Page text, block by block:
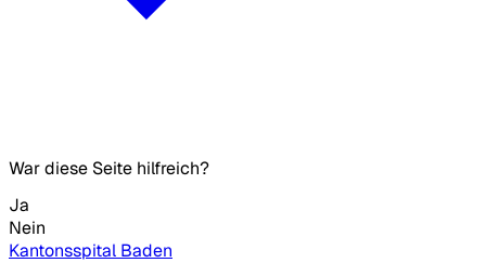
War diese Seite hilfreich?
Ja
Nein
Kantonsspital Baden